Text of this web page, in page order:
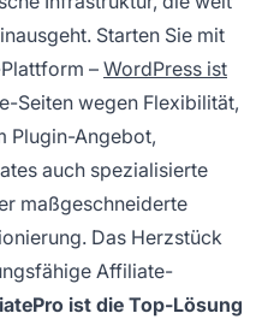
Starten Sie mit
– WordPress ist
Seiten wegen Flexibilität,
Plugin-Angebot,
auch spezialisierte
maßgeschneiderte
Das Herzstück
Affiliate-
ist die Top-Lösung